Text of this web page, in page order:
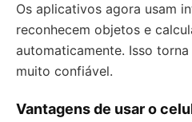
Os aplicativos agora usam
reconhecem objetos e
automaticamente. Isso torna
muito confiável.
Vantagens de usar o